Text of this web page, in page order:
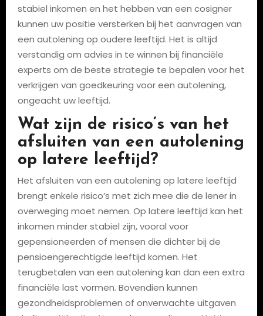
stabiel inkomen en het hebben van een cosigner
kunnen uw positie versterken bij het aanvragen van
een autolening op oudere leeftijd. Het is altijd
verstandig om advies in te winnen bij financiële
experts om de beste strategie te bepalen voor het
verkrijgen van goedkeuring voor een autolening,
ongeacht uw leeftijd.
Wat zijn de risico’s van het
afsluiten van een autolening
op latere leeftijd?
Het afsluiten van een autolening op latere leeftijd
brengt enkele risico’s met zich mee die de lener in
overweging moet nemen. Op latere leeftijd kan het
inkomen minder stabiel zijn, vooral voor
gepensioneerden of mensen die dichter bij de
pensioengerechtigde leeftijd komen. Het
terugbetalen van een autolening kan dan een extra
financiële last vormen. Bovendien kunnen
gezondheidsproblemen of onverwachte uitgaven